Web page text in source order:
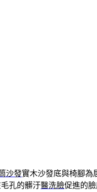
沙發實木沙發底與椅腳為
孔的髒汙醫洗臉促進的